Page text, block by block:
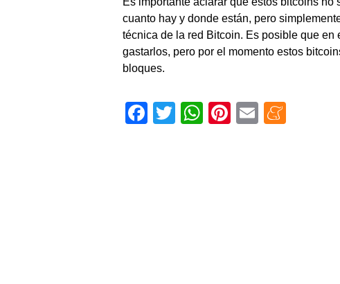
cuanto hay y donde están, pero
técnica de la red Bitcoin. Es posible que
gastarlos, pero por el momento estos
bloques.
Facebook
TwitterWhatsApp
Pinterest
Email